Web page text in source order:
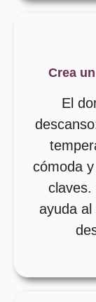
Crea
El
cómoda
claves.
ayuda